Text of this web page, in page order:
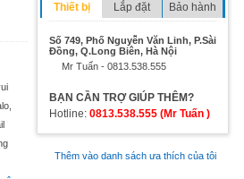
Thiết bị Lắp đặt Bảo hành
Số 749, Phố Nguyễn Văn Linh, P.Sài
Đồng, Q.Long Biên, Hà Nội
Mr Tuấn - 0813.538.555
BẠN CẦN TRỢ GIÚP THÊM?
Hotline: 0813.538.555 (Mr Tuấn )
Thêm vào danh sách ưa thích của tôi